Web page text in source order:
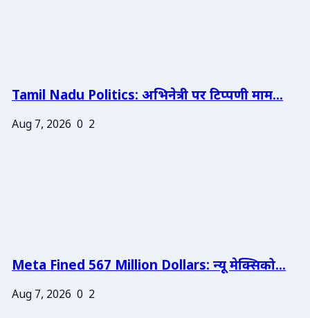
Tamil Nadu Politics: अभिनेत्री पर टिप्पणी माम...
Aug 7, 2026 0 2
Meta Fined 567 Million Dollars: न्यू मेक्सिको...
Aug 7, 2026 0 2